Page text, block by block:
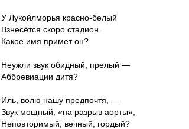
У Лукойлморья красно-белый
Взнесётся скоро стадион.
Какое имя примет он?
Неужли звук обидный, прелый —
Аббревиации дитя?
Иль, волю нашу предпочтя, —
Звук мощный, «на разрыв аорты»,
Неповторимый, вечный, гордый?